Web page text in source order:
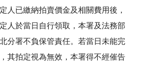
人已繳納拍賣價金及相關費用後，
人於當日自行領取，本署及法務部
分署不負保管責任。若當日未能完
其拍定視為無效，本署得不經催告